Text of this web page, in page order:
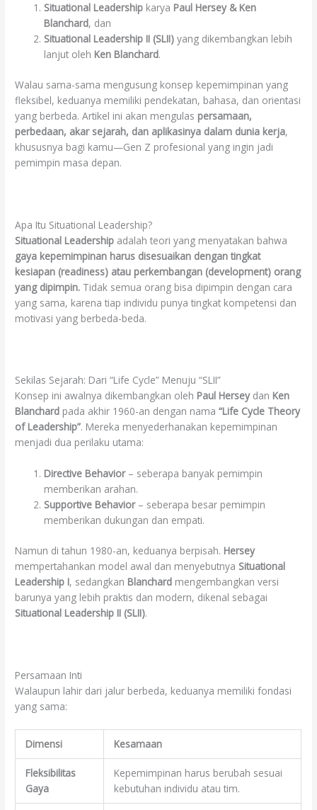
Situational Leadership karya Paul Hersey & Ken
Blanchard, dan
Situational Leadership II (SLII) yang dikembangkan lebih
lanjut oleh Ken Blanchard.
Walau sama-sama mengusung konsep kepemimpinan yang
fleksibel, keduanya memiliki pendekatan, bahasa, dan orientasi
yang berbeda. Artikel ini akan mengulas persamaan,
perbedaan, akar sejarah, dan aplikasinya dalam dunia kerja,
khususnya bagi kamu—Gen Z profesional yang ingin jadi
pemimpin masa depan.
Apa Itu Situational Leadership?
Situational Leadership adalah teori yang menyatakan bahwa
gaya kepemimpinan harus disesuaikan dengan tingkat
kesiapan (readiness) atau perkembangan (development) orang
yang dipimpin. Tidak semua orang bisa dipimpin dengan cara
yang sama, karena tiap individu punya tingkat kompetensi dan
motivasi yang berbeda-beda.
Sekilas Sejarah: Dari “Life Cycle” Menuju “SLII”
Konsep ini awalnya dikembangkan oleh Paul Herseydan Ken
Blanchard pada akhir 1960-an dengan nama“Life Cycle Theory
of Leadership”. Mereka menyederhanakan kepemimpinan
menjadi dua perilaku utama:
Directive Behavior– seberapa banyak pemimpin
memberikan arahan.
Supportive Behavior– seberapa besar pemimpin
memberikan dukungan dan empati.
Namun di tahun 1980-an, keduanya berpisah. Hersey
mempertahankan model awal dan menyebutnya Situational
Leadership I, sedangkan Blanchard mengembangkan versi
barunya yang lebih praktis dan modern, dikenal sebagai
Situational Leadership II (SLII).
Persamaan Inti
Walaupun lahir dari jalur berbeda, keduanya memiliki fondasi
yang sama:
Dimensi Kesamaan
Fleksibilitas
Gaya
Kepemimpinan harus berubah sesuai
kebutuhan individu atau tim.